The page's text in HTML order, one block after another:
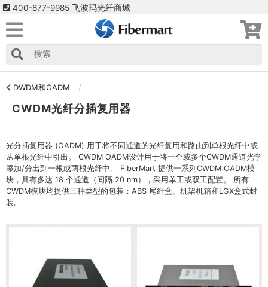
400-877-9985 飞波玛光纤商城
DWDM和OADM
CWDM光纤分插复用器
光分插复用器 (OADM) 用于将不同通道的光纤复用和路由到单根光纤中或
从单根光纤中引出。 CWDM OADM设计用于将一个或多个CWDM通道光学
添加/分出到一根或两根光纤中。 FiberMart 提供一系列CWDM OADM模
块，具有多达 18 个通道（间隔 20 nm），采用单工或双工配置。 所有
CWDM模块均提供三种类型的包装：ABS 尾纤盒、机架机箱和LGX盒式封
装。